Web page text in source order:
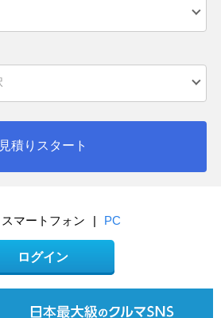
見積りスタート
スマートフォン | PC
ログイン